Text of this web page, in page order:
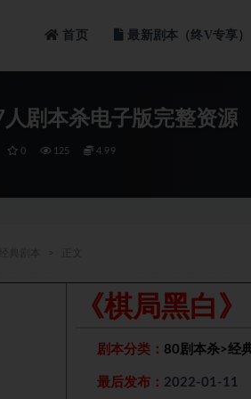
首页 最新剧本（终V专享）
人剧本杀电子版完整资源
0 125 4.99
《棋局黑白》
剧本分类： 80剧本杀>经
最后发布： 2022-01-11